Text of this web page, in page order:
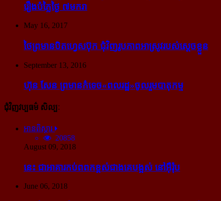
រឿង​បំភ្លៃ​ថ្ងៃ ៧​មករា
May 16, 2017
ថៃ​ព្រមាន​បិត​ហ្វេសប៊ុក ជុំ​វិញ​រូបភាព​អាស្រូវ​របស់​ស្ដេច​ខ្លួន
September 13, 2016
ហ៊ុន សែន ព្រមាន​កំទេច​«ពលរដ្ឋ»​ចូលរួម​បាតុកម្ម
ជុំវិញវប្បធម៌ សិល្បៈ
អានពិស្ដារ
20858
August 09, 2018
នេះ ជា​អាគារ​កប់​ពពក​ខ្ពស់​ជាង​គេ​បង្អស់ នៅ​អ៊ឺរ៉ុប
June 06, 2018